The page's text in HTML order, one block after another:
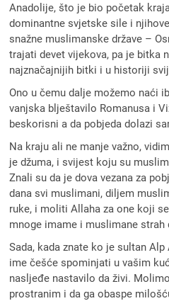
Anadolije, što je bio početak
dominantne svjetske sile i
snažne muslimanske države –
trajati devet vijekova, pa je bitka
najznačajnijih bitki i u historiji
Ono u čemu dalje možemo naći
vanjska blještavilo Romanusa i
beskorisni a da pobjeda dolazi
Na kraju ali ne manje važno,
je džuma, i svijest koju su
Znali su da je dova vezana za
dana svi muslimani, diljem
ruke, i moliti Allaha za one koji
mnoge imame i muslimane strah
Sada, kada znate ko je sultan
ime češće spominjati u vašim
nasljeđe nastavilo da živi.
prostranim i da ga obaspe